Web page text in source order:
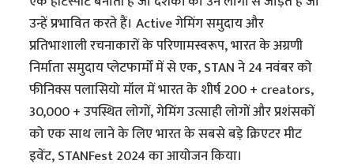
उन्हें प्रभावित करते हैं। Active गेमिंग समुदाय और
प्रतिभाशाली रचनाकारों के परिणामस्वरूप, भारत के अग्रणी
निर्माता समुदाय प्लेटफार्मों में से एक, STAN ने 24 नवंबर को
फीनिक्स पलासियो मॉल में भारत के शीर्ष 200 + creators,
30,000 + उपस्थित लोगों, गेमिंग उत्साही लोगों और प्रशंसकों
को एक साथ लाने के लिए भारत के सबसे बड़े क्रिएटर मीट
इवेंट, STANFest 2024 का आयोजन किया।